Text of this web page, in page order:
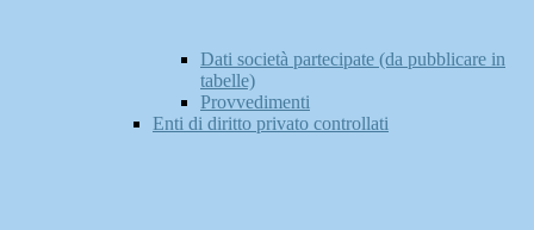
Dati società partecipate (da pubblicare in
tabelle)
Provvedimenti
Enti di diritto privato controllati